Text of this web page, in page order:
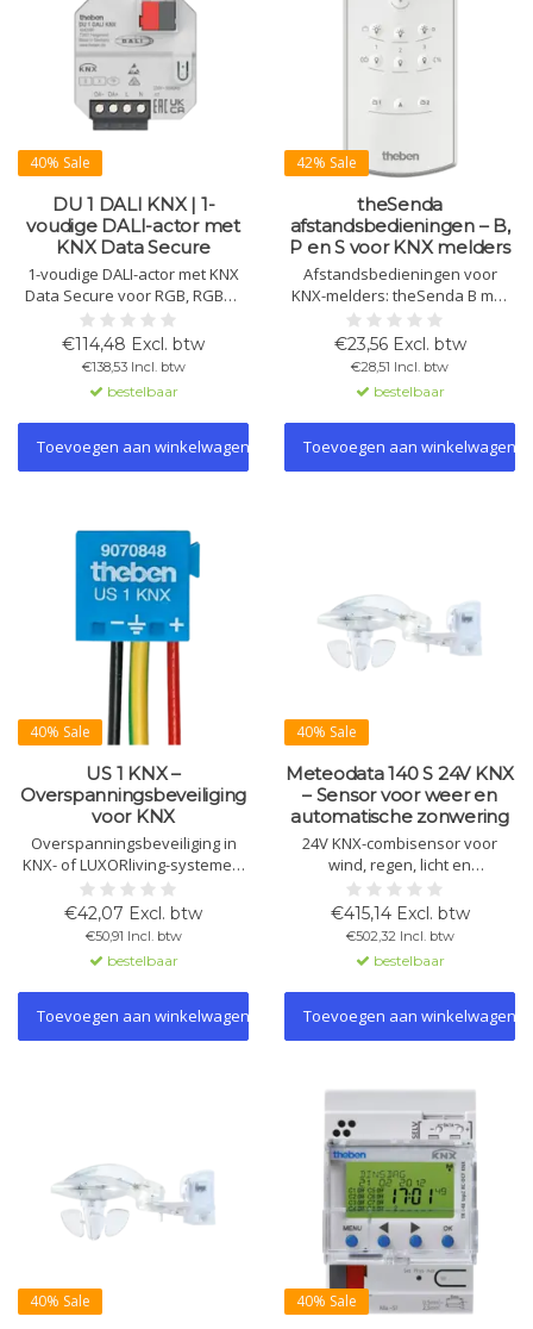
40% Sale
DU 1 DALI KNX | 1-
voudige DALI-actor met
KNX Data Secure
1-voudige DALI-actor met KNX
Data Secure voor RGB, RGBW,
Tunable White en DT8-
armaturen, voorzien van 2
binaire ingangen,
geïntegreerde
temperatuurbewaking en
compacte inbouwmodule.
Eenvoudige inbedrijfstelling
voor max. 30 EVA's in
€114,48 Excl. btw
€138,53 Incl. btw
bestelbaar
Toevoegen aan winkelwagen
42% Sale
theSenda
afstandsbedieningen – B,
P en S voor KNX melders
Afstandsbedieningen voor
KNX-melders: theSenda B met
app-integratie, theSenda P voor
service en theSenda S voor
gebruikersbediening en
lichtscènes.
€23,56 Excl. btw
€28,51 Incl. btw
bestelbaar
Toevoegen aan winkelwagen
40% Sale
US 1 KNX –
Overspanningsbeveiliging
voor KNX
Overspanningsbeveiliging in
KNX- of LUXORliving-systemen.
Beschermt buskoppelingen
tegen piekspanningen.
Eenvoudig te monteren in
plaats van de busklem.
€42,07 Excl. btw
€50,91 Incl. btw
bestelbaar
Toevoegen aan winkelwagen
40% Sale
Meteodata 140 S 24V KNX
– Sensor voor weer en
automatische zonwering
24V KNX-combisensor voor
wind, regen, licht en
temperatuur. Met automatische
zonwering voor 8 gevels en
geïntegreerde regensensor
met verwarming.
€415,14 Excl. btw
€502,32 Incl. btw
bestelbaar
Toevoegen aan winkelwagen
40% Sale 40% Sale